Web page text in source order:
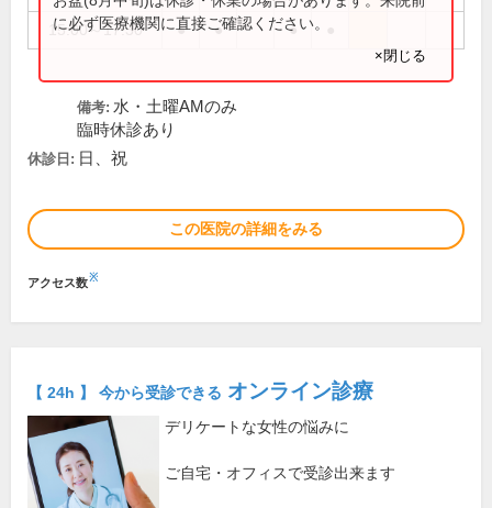
15:00～17:30 ● ● ●
に必ず医療機関に直接ご確認ください。
×閉じる
備考: 水・土曜AMのみ
臨時休診あり
休診日: 日、祝
この医院の詳細をみる
アクセス数※
【 24h 】 今から受診できる オンライン診療
デリケートな女性の悩みに
ご自宅・オフィスで受診出来ます